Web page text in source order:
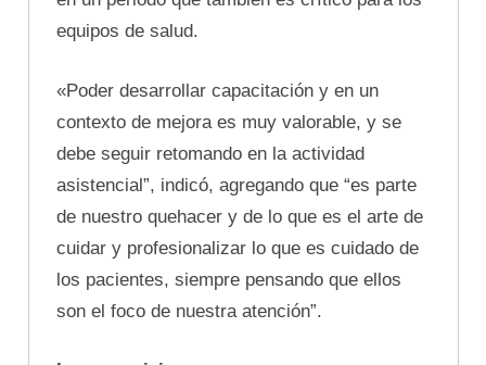
equipos de salud.
«Poder desarrollar capacitación y en un
contexto de mejora es muy valorable, y se
debe seguir retomando en la actividad
asistencial”, indicó, agregando que “es parte
de nuestro quehacer y de lo que es el arte de
cuidar y profesionalizar lo que es cuidado de
los pacientes, siempre pensando que ellos
son el foco de nuestra atención”.